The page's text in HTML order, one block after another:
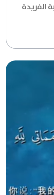
الفريدة